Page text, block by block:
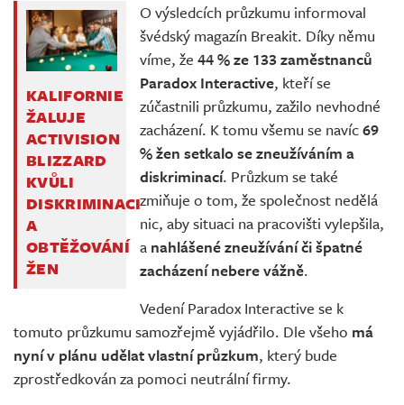
KALIFORNIE
ŽALUJE
ACTIVISION
BLIZZARD
KVŮLI
DISKRIMINACI
A
OBTĚŽOVÁNÍ
ŽEN
O výsledcích průzkumu informoval
švédský magazín Breakit. Díky němu
víme, že44 % ze 133 zaměstnanců
Paradox Interactive, kteří se
zúčastnili průzkumu, zažilo nevhodné
zacházení. K tomu všemu se navíc69
% žen setkalo se zneužíváním a
diskriminací. Průzkum se také
zmiňuje o tom, že společnost nedělá
nic, aby situaci na pracovišti vylepšila,
a nahlášené zneužívání či špatné
zacházení nebere vážně.
Vedení Paradox Interactive se k
tomuto průzkumu samozřejmě vyjádřilo. Dle všeho má
nyní v plánu udělat vlastní průzkum, který bude
zprostředkován za pomoci neutrální firmy.